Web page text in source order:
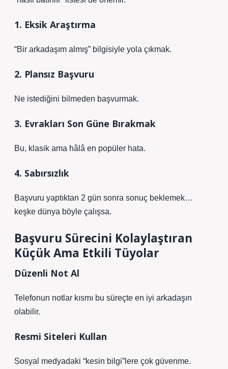
1. Eksik Araştırma
“Bir arkadaşım almış” bilgisiyle yola çıkmak.
2. Plansız Başvuru
Ne istediğini bilmeden başvurmak.
3. Evrakları Son Güne Bırakmak
Bu, klasik ama hâlâ en popüler hata.
4. Sabırsızlık
Başvuru yaptıktan 2 gün sonra sonuç beklemek…
keşke dünya böyle çalışsa.
Başvuru Sürecini Kolaylaştıran
Küçük Ama Etkili Tüyolar
Düzenli Not Al
Telefonun notlar kısmı bu süreçte en iyi arkadaşın
olabilir.
Resmi Siteleri Kullan
Sosyal medyadaki “kesin bilgi”lere çok güvenme.